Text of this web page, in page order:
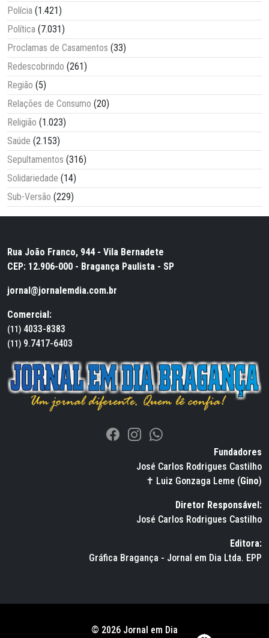
Polícia (1.421)
Política (7.031)
Proclamas de Casamentos (33)
Redescobrindo (261)
Região (5)
Relações de Consumo (20)
Religião (1.023)
Saúde (2.153)
Sepultamentos (316)
Solidariedade (14)
Sub-Versão (229)
Rua João Franco, 944 - Vila Bernadete
CEP: 12.906-000 - Bragança Paulista - SP
jornal@jornalemdia.com.br
Comercial:
(11) 4033-8383
(11) 9.7417-6403
Fundadores
José Carlos Rodrigues Castilho
✝ Luiz Gonzaga Leme (Gino)
Diretor Responsável:
José Carlos Rodrigues Castilho
Editora:
Gráfica Bragança - Jornal em Dia Ltda. EPP
© 2026 Jornal em Dia